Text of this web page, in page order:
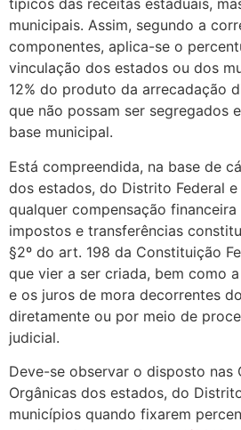
típicos das receitas estaduais,
municipais. Assim, segundo a
componentes, aplica-se o
vinculação dos estados ou dos
12% do produto da arrecadação
que não possam ser segregados
base municipal.
Está compreendida, na base de
dos estados, do Distrito Federal
qualquer compensação
impostos e transferências
§2º do art. 198 da Constituição
que vier a ser criada, bem como
e os juros de mora decorrentes
diretamente ou por meio de
judicial.
Deve-se observar o disposto nas
Orgânicas dos estados, do
municípios quando fixarem